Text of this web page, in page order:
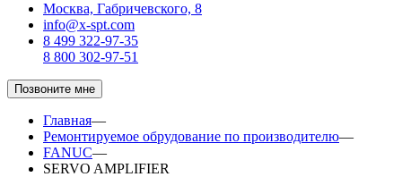
Москва, Габричевского, 8
info@x-spt.com
8 499 322-97-35
8 800 302-97-51
Позвоните мне
Главная—
Ремонтируемое обрудование по производителю—
FANUC—
SERVO AMPLIFIER